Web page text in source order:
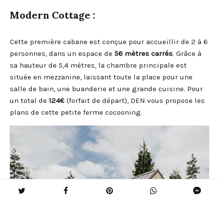
Modern Cottage :
Cette première cabane est conçue pour accueillir de 2 à 6
personnes, dans un espace de 56 mètres carrés. Grâce à
sa hauteur de 5,4 mètres, la chambre principale est
située en mezzanine, laissant toute la place pour une
salle de bain, une buanderie et une grande cuisine. Pour
un total de 124€ (forfait de départ), DEN vous propose les
plans de cette petite ferme cocooning.